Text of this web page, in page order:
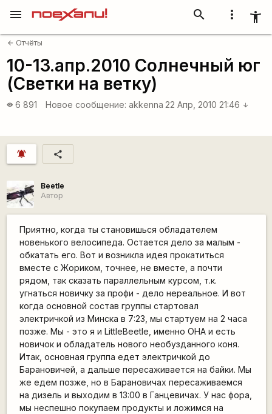
more_vert accessibility_new
search
menu
arrow_back Отчёты
10-13.апр.2010 Солнечный юг
(Светки на ветку)
visibility 6 891 Новое сообщение: akkenna 22 Апр, 2010 21:46 arrow_downward
notifications_active share
Beetle
Автор
Приятно, когда ты становишься обладателем
новенького велосипеда. Остается дело за малым -
обкатать его. Вот и возникла идея прокатиться
вместе с Жориком, точнее, не вместе, а почти
рядом, так сказать параллельным курсом, т.к.
угнаться новичку за профи - дело нереальное. И вот
когда основной состав группы стартовал
электричкой из Минска в 7:23, мы стартуем на 2 часа
позже. Мы - это я и LittleBeetle, именно ОНА и есть
новичок и обладатель нового необузданного коня.
Итак, основная группа едет электричкой до
Барановичей, а дальше пересаживается на байки. Мы
же едем позже, но в Барановичах пересаживаемся
на дизель и выходим в 13:00 в Ганцевичах. У нас фора,
мы неспешно покупаем продукты и ложимся на